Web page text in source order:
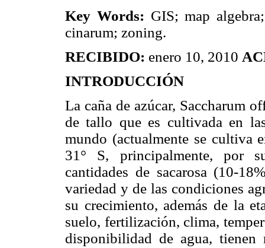
Key Words: GIS; map
cinarum; zoning.
RECIBIDO: enero 10, 2010
INTRODUCCIÓN
La caña de azúcar, Saccharum
de tallo que es cultivada en
mundo (actualmente se cultiva
31° S, principalmente, por
cantidades de sacarosa (10-
variedad y de las condiciones
su crecimiento, además de la
suelo, fertilización, clima,
disponibilidad de agua,